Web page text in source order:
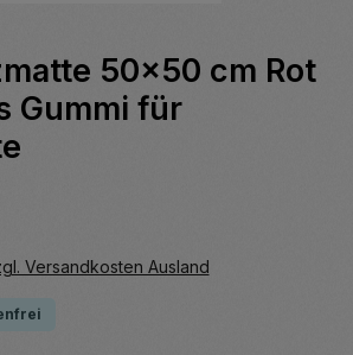
50x50 cm Rot
Gummi für
Versandkosten Ausland